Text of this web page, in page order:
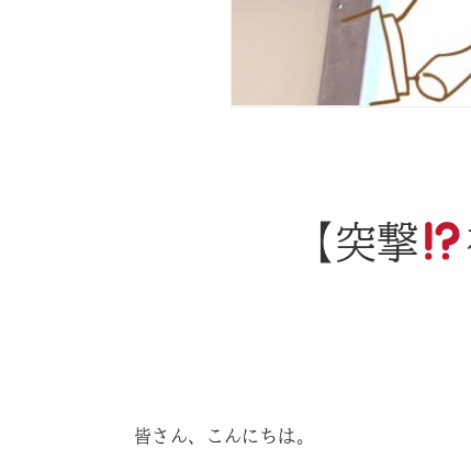
【突撃
皆さん、こんにちは。